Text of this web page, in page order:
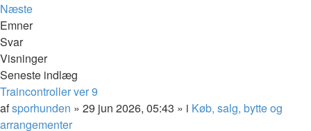
Næste
Emner
Svar
Visninger
Seneste indlæg
Traincontroller ver 9
afsporhunden » 29 jun 2026, 05:43 » i Køb, salg, bytte og
arrangementer